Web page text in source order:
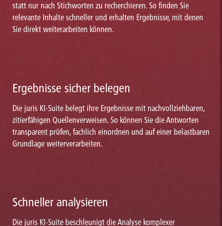
statt nur nach Stichworten zu recherchieren. So finden Sie
relevante Inhalte schneller und erhalten Ergebnisse, mit denen
Sie direkt weiterarbeiten können.
Ergebnisse sicher belegen
Die juris KI-Suite belegt ihre Ergebnisse mit nachvollziehbaren,
zitierfähigen Quellenverweisen. So können Sie die Antworten
transparent prüfen, fachlich einordnen und auf einer belastbaren
Grundlage weiterverarbeiten.
Schneller analysieren
Die juris KI-Suite beschleunigt die Analyse komplexer